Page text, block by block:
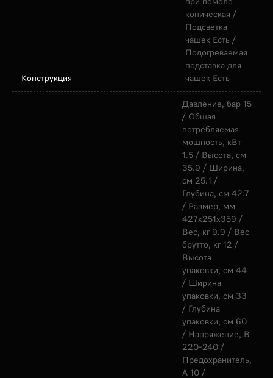
Конструкция
при помоле
коническая /
Подсветка
чашек Есть /
Подогреваемая
подставка для
чашек Есть
Давление, бар 15
/ Общая
потребляемая
мощность, кВт
1.5 / Высота, см
35.9 / Ширина,
см 25.1 /
Глубина, см 42.7
/ Размер, мм
427х251х359 /
Вес, кг 9.9 / Вес
брутто, кг 12 /
Высота
упаковки, см 44
/ Ширина
упаковки, см 33
/ Глубина
упаковки, см 60
/ Напряжение, В
220-240 /
Предохранитель,
A 10 /